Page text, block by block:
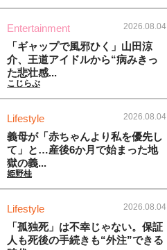
Entertainment 2026.08.04
「ギャップで風邪ひく」山田涼
介、王道アイドルから“病みきっ
た悲壮感...
こじらぶ
Lifestyle 2026.08.04
義母が「赤ちゃんより私を優先し
て」と…産後6か月で始まった地
獄の義...
姫野桂
Lifestyle 2026.08.04
「孤独死」は不幸じゃない。保証
人も死後の手続きも“外注”できる